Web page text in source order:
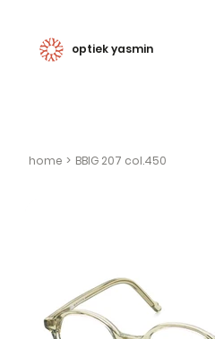
optiek yasmin
home > BBIG 207 col.450